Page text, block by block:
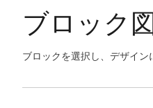
ブロック
ブロックを選択し、デザイ
interactive